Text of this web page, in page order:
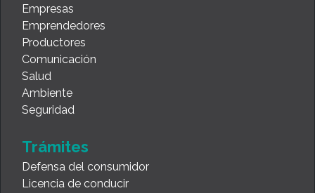
Empresas
Emprendedores
Productores
Comunicación
Salud
Ambiente
Seguridad
Trámites
Defensa del consumidor
Licencia de conducir